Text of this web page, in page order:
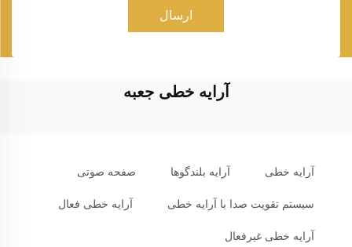
ارسال
آرایه خطی جعبه
آرایه خطی آرایه بلندگوها صفحه صوتی
سیستم تقویت صدا با آرایه خطی آرایه خطی فعال
آرایه خطی غیرفعال